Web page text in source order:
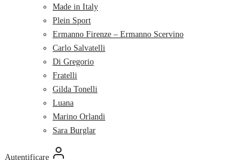
Made in Italy
Plein Sport
Ermanno Firenze – Ermanno Scervino
Carlo Salvatelli
Di Gregorio
Fratelli
Gilda Tonelli
Luana
Marino Orlandi
Sara Burglar
Autentificare